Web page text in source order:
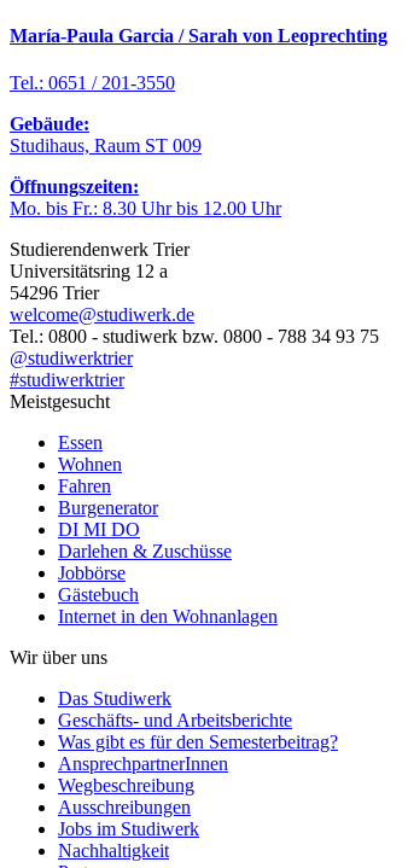
María-Paula Garcia / Sarah von Leoprechting
Tel.: 0651 / 201-3550
Gebäude:
Studihaus, Raum ST 009
Öffnungszeiten:
Mo. bis Fr.: 8.30 Uhr bis 12.00 Uhr
Studierendenwerk Trier
Universitätsring 12 a
54296 Trier
welcome@studiwerk.de
Tel.: 0800 - studiwerk bzw. 0800 - 788 34 93 75
@studiwerktrier
#studiwerktrier
Meistgesucht
Essen
Wohnen
Fahren
Burgenerator
DI MI DO
Darlehen & Zuschüsse
Jobbörse
Gästebuch
Internet in den Wohnanlagen
Wir über uns
Das Studiwerk
Geschäfts- und Arbeitsberichte
Was gibt es für den Semesterbeitrag?
AnsprechpartnerInnen
Wegbeschreibung
Ausschreibungen
Jobs im Studiwerk
Nachhaltigkeit